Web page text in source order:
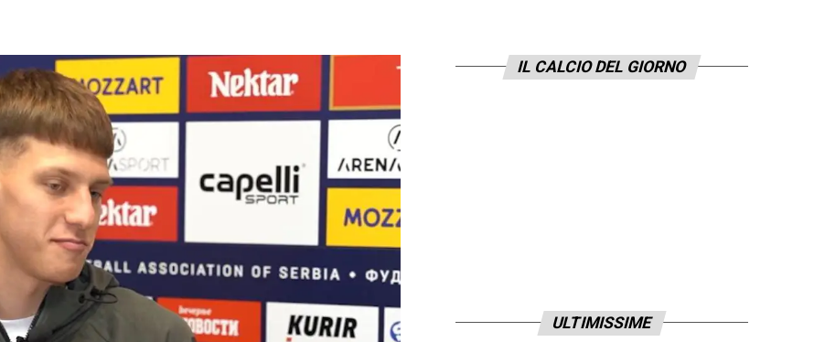
IL CALCIO DEL GIORNO
ULTIMISSIME